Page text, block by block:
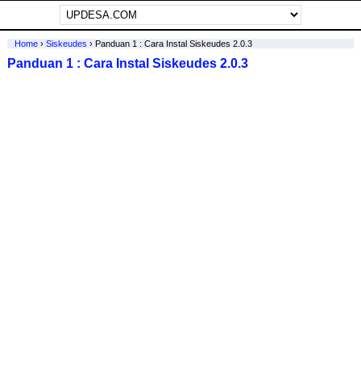
Home› Siskeudes › Panduan 1 : Cara Instal Siskeudes 2.0.3
Panduan 1 : Cara Instal Siskeudes 2.0.3